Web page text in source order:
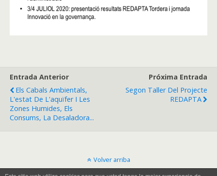
Entrada Anterior
Els Cabals Ambientals,
L'estat De L'aquïfer I Les
Zones Humides, Els
Consums, La Desaladora...
Próxima Entrada
Segon Taller Del Projecte
REDAPTA
Volver arriba